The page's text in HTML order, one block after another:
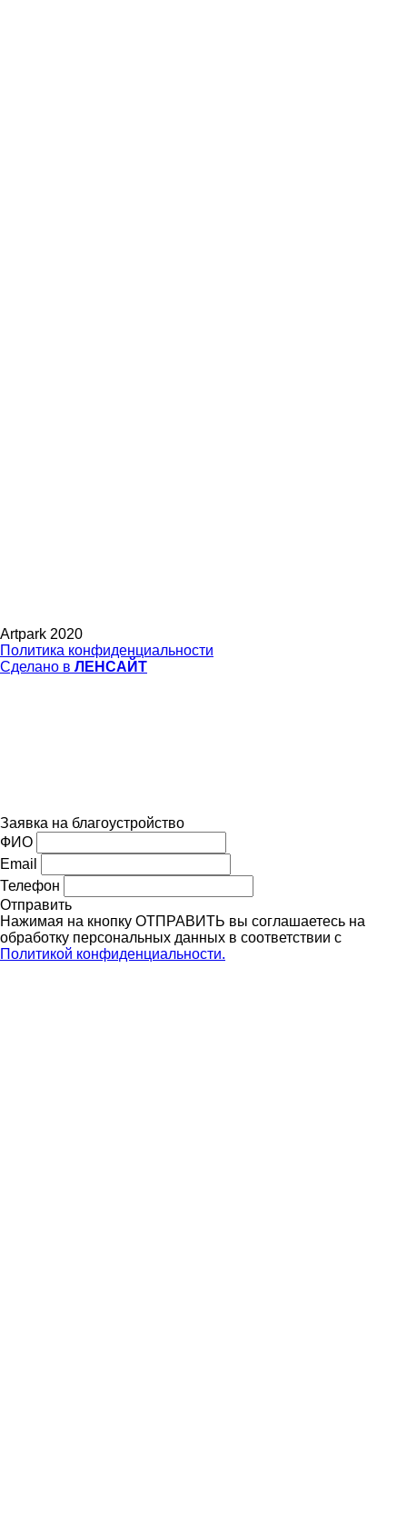
Artpark 2020
Политика конфиденциальности
Сделано в ЛЕНСАЙТ
Заявка на благоустройство
ФИО
Email
Телефон
Отправить
Нажимая на кнопку ОТПРАВИТЬ вы соглашаетесь на
обработку персональных данных в соответствии с
Политикой конфиденциальности.